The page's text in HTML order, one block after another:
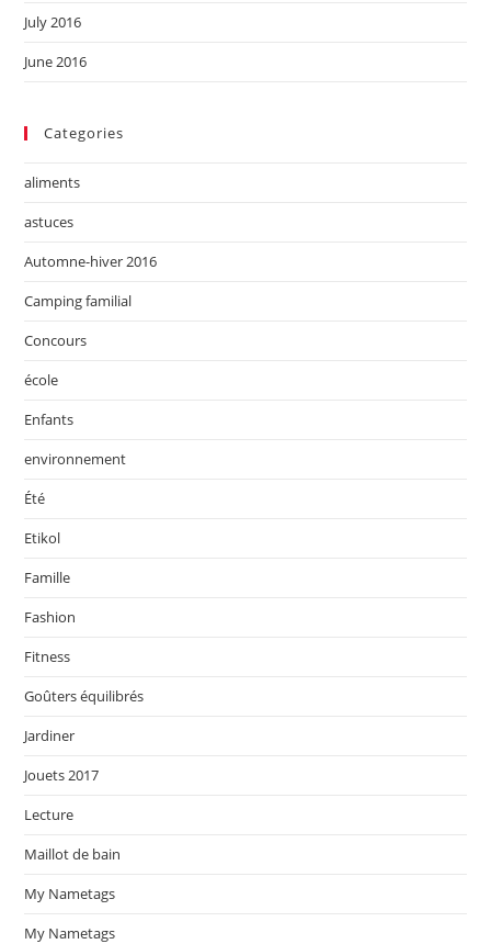
July 2016
June 2016
Categories
aliments
astuces
Automne-hiver 2016
Camping familial
Concours
école
Enfants
environnement
Été
Etikol
Famille
Fashion
Fitness
Goûters équilibrés
Jardiner
Jouets 2017
Lecture
Maillot de bain
My Nametags
My Nametags